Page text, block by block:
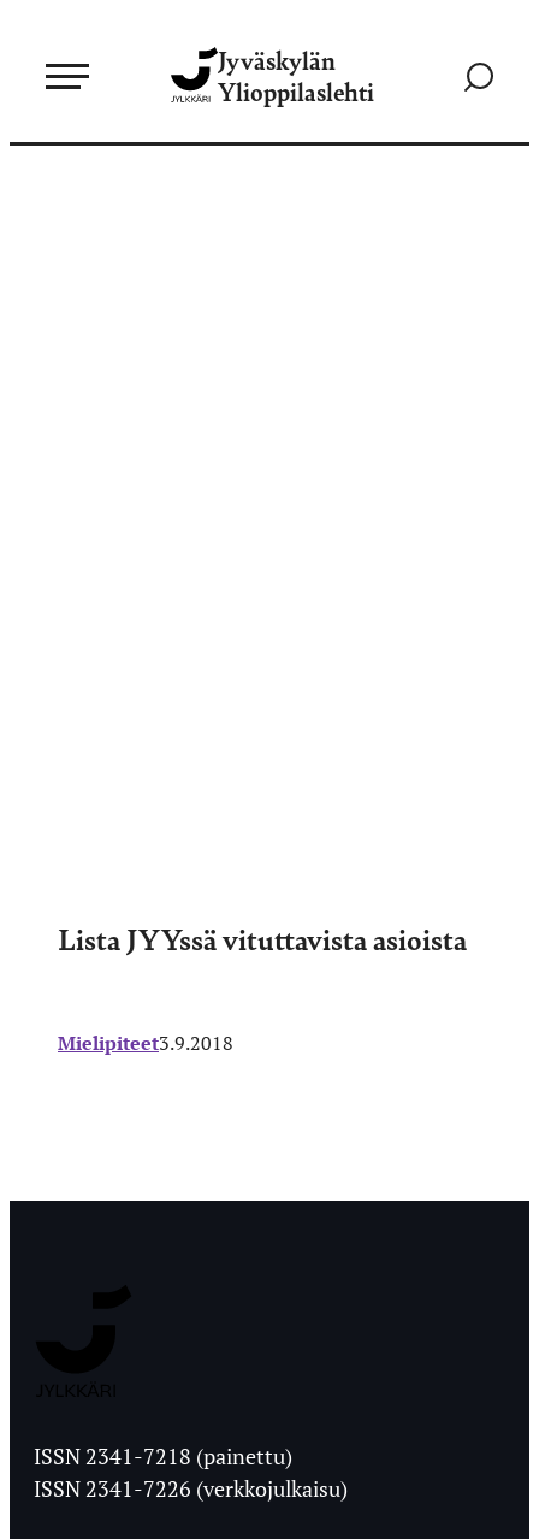
sisältöön
Jyväskylän
Ylioppilaslehti
Siirry
Lista JYYssä vituttavista asioista
Mielipiteet3.9.2018
Ylioppilaslehti
ISSN 2341-7218 (painettu)
ISSN 2341-7226 (verkkojulkaisu)